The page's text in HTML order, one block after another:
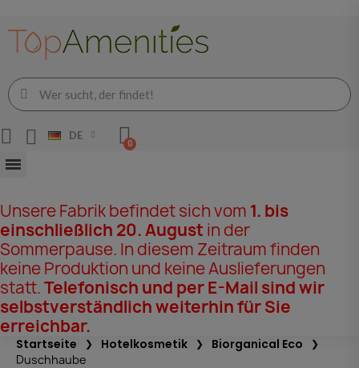
DE
Unsere Fabrik befindet sich vom 1. bis
einschließlich 20. August in der
Sommerpause. In diesem Zeitraum finden
keine Produktion und keine Auslieferungen
statt.Telefonisch und per E-Mail sind wir
selbstverständlich weiterhin für Sie
erreichbar.
Startseite Hotelkosmetik Biorganical Eco
Duschhaube